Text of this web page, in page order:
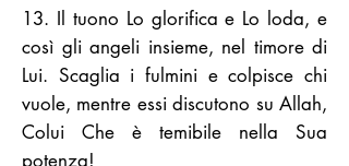
13. Il tuono Lo glorifica e Lo loda, e
così gli angeli insieme, nel timore di
Lui. Scaglia i fulmini e colpisce chi
vuole, mentre essi discutono su Allah,
Colui Che è temibile nella Sua
potenza!